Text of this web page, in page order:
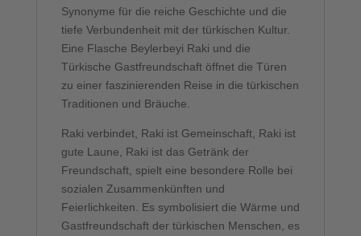
Synonyme für die reiche Geschichte und die
tiefe Verbundenheit mit der türkischen Kultur.
Eine Flasche Beylerbeyi Raki und die
Türkische Gastfreundschaft öffnet die Türen
zu einer faszinierenden Reise in die türkischen
Traditionen und Bräuche.
Raki verbindet, Raki ist Gemeinschaft, Raki ist
gute Laune, Raki ist das Getränk der
Freundschaft, spielt eine besondere Rolle bei
sozialen Zusammenkünften und
Feierlichkeiten. Es symbolisiert die Wärme und
Gastfreundschaft der türkischen Menschen, es